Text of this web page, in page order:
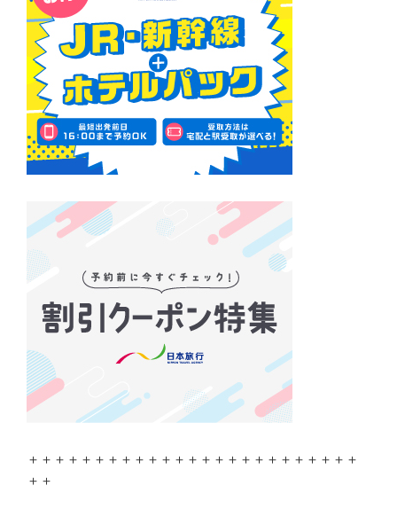
＋＋＋＋＋＋＋＋＋＋＋＋＋＋＋＋＋＋＋＋＋＋＋＋＋
＋＋